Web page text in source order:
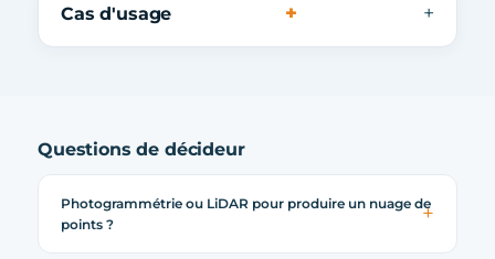
Cas d'usage +
Questions de décideur
Photogrammétrie ou LiDAR pour produire un nuage de
points ?